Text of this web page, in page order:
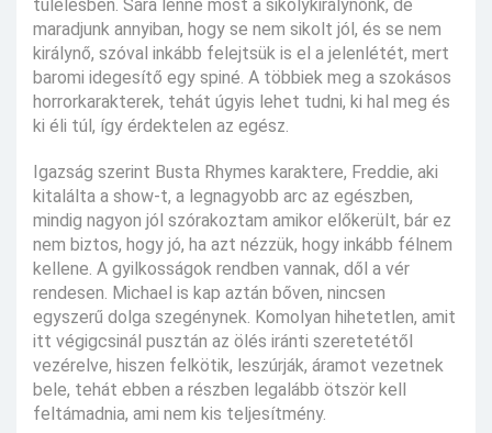
túlélésben. Sara lenne most a sikolykirálynőnk, de
maradjunk annyiban, hogy se nem sikolt jól, és se nem
királynő, szóval inkább felejtsük is el a jelenlétét, mert
baromi idegesítő egy spiné. A többiek meg a szokásos
horrorkarakterek, tehát úgyis lehet tudni, ki hal meg és
ki éli túl, így érdektelen az egész.
Igazság szerint Busta Rhymes karaktere, Freddie, aki
kitalálta a show-t, a legnagyobb arc az egészben,
mindig nagyon jól szórakoztam amikor előkerült, bár ez
nem biztos, hogy jó, ha azt nézzük, hogy inkább félnem
kellene. A gyilkosságok rendben vannak, dől a vér
rendesen. Michael is kap aztán bőven, nincsen
egyszerű dolga szegénynek. Komolyan hihetetlen, amit
itt végigcsinál pusztán az ölés iránti szeretetétől
vezérelve, hiszen felkötik, leszúrják, áramot vezetnek
bele, tehát ebben a részben legalább ötször kell
feltámadnia, ami nem kis teljesítmény.